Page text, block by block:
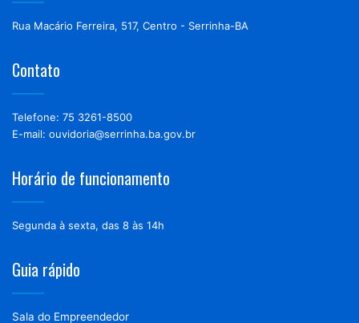
Rua Macário Ferreira, 517, Centro - Serrinha-BA
Contato
Telefone: 75 3261-8500
E-mail: ouvidoria@serrinha.ba.gov.br
Horário de funcionamento
Segunda à sexta, das 8 às 14h
Guia rápido
Sala do Empreendedor